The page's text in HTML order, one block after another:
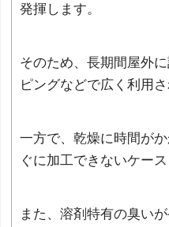
発揮します。
そのため、長期間屋外
ピングなどで広く利用さ
一方で、乾燥に時間が
ぐに加工できないケース
また、溶剤特有の臭い